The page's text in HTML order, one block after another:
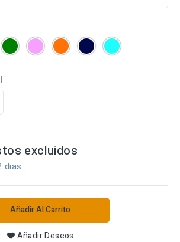
VerdeRosa NaranjaMarinoTurquesa
excluidos
dias
Añadir Al Carrito
Añadir Deseos